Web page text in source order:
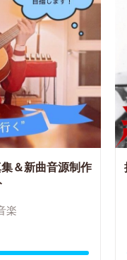
＆新曲音源制作
楽